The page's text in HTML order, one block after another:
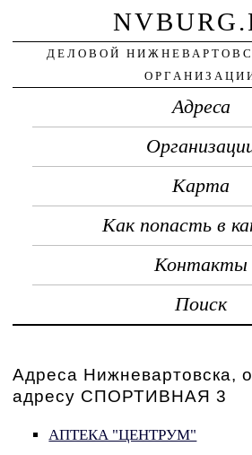
ДЕЛОВОЙ
Адреса
Карта
Как попасть в
Контакты
Поиск
Адреса Нижневартовска,
адресу СПОРТИВНАЯ 3
АПТЕКА "ЦЕНТРУМ"